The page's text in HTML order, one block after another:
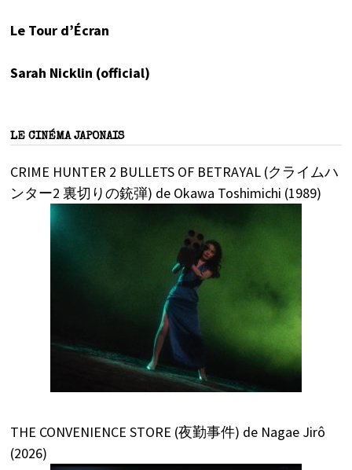
Le Tour d’Écran
Sarah Nicklin (official)
LE CINÉMA JAPONAIS
CRIME HUNTER 2 BULLETS OF BETRAYAL (クライムハ
ンター2 裏切りの銃弾) de Okawa Toshimichi (1989)
THE CONVENIENCE STORE (夜勤事件) de Nagae Jirô
(2026)